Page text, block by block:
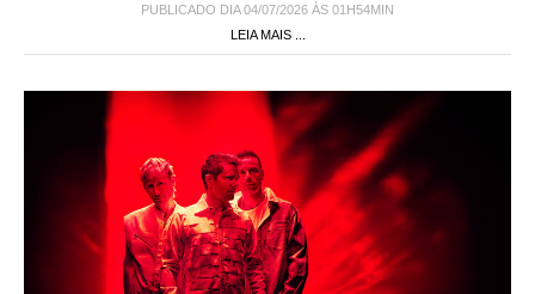
PUBLICADO DIA 04/07/2026 ÀS 01H54MIN
LEIA MAIS ...